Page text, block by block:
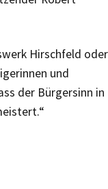
Hirschfeld oder
und
der Bürgersinn in